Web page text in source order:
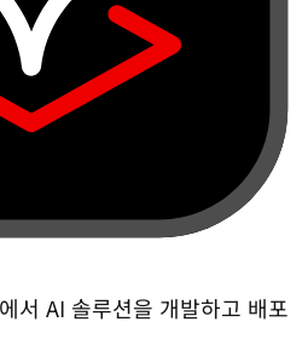
서 AI 솔루션을 개발하고 배포